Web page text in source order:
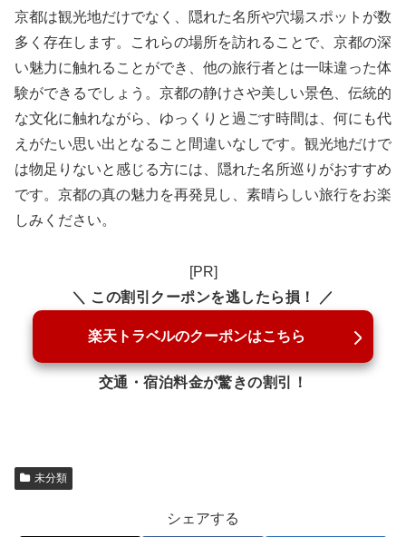
京都は観光地だけでなく、隠れた名所や穴場スポットが数
多く存在します。これらの場所を訪れることで、京都の深
い魅力に触れることができ、他の旅行者とは一味違った体
験ができるでしょう。京都の静けさや美しい景色、伝統的
な文化に触れながら、ゆっくりと過ごす時間は、何にも代
えがたい思い出となること間違いなしです。観光地だけで
は物足りないと感じる方には、隠れた名所巡りがおすすめ
です。京都の真の魅力を再発見し、素晴らしい旅行をお楽
しみください。
[PR]
＼ この割引クーポンを逃したら損！ ／
楽天トラベルのクーポンはこちら
交通・宿泊料金が驚きの割引！
未分類
シェアする